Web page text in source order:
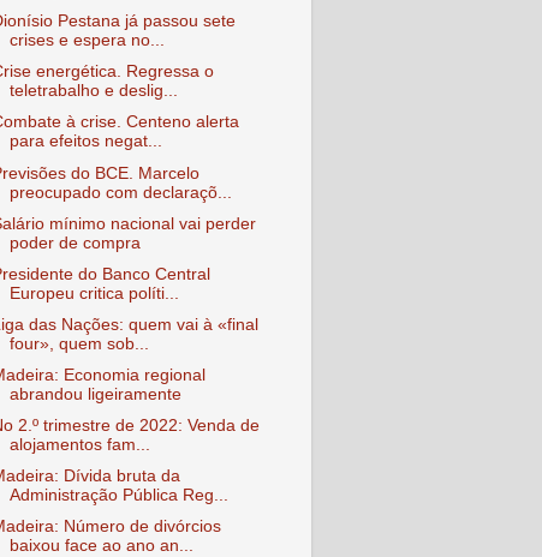
Pestana já passou sete
crises e espera no...
energética. Regressa o
teletrabalho e deslig...
à crise. Centeno alerta
para efeitos negat...
do BCE. Marcelo
preocupado com declaraçõ...
mínimo nacional vai perder
poder de compra
do Banco Central
Europeu critica políti...
Liga das Nações: quem vai à «final
four», quem sob...
Economia regional
abrandou ligeiramente
2.º trimestre de 2022: Venda de
alojamentos fam...
Dívida bruta da
Administração Pública Reg...
Número de divórcios
baixou face ao ano an...